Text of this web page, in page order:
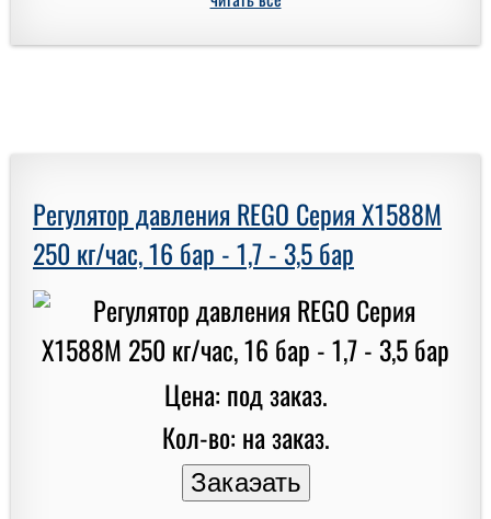
Регулятор давления REGO Серия X1588M
250 кг/час, 16 бар - 1,7 - 3,5 бар
Цена: под заказ.
Кол-во: на заказ.